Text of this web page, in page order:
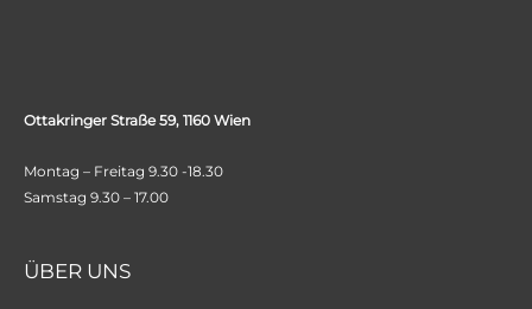
Ottakringer Straße 59, 1160 Wien
Montag – Freitag 9.30 -18.30
Samstag 9.30 – 17.00
ÜBER UNS